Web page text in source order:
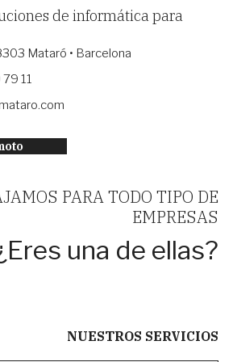
de informática para
Mataró • Barcelona
11
PARA TODO TIPO DE
EMPRESAS
una de ellas?
NUESTROS SERVICIOS